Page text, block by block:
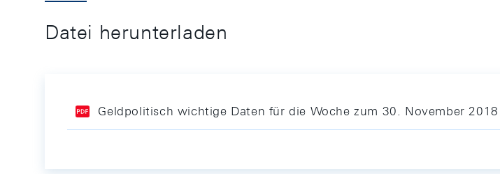
Datei herunterladen
Geldpolitisch wichtige Daten für die Woche zum 30. November 2018